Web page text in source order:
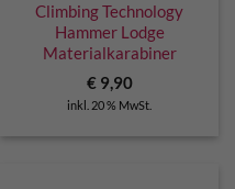
Climbing Technology
Hammer Lodge
Materialkarabiner
€9,90
inkl. 20 % MwSt.